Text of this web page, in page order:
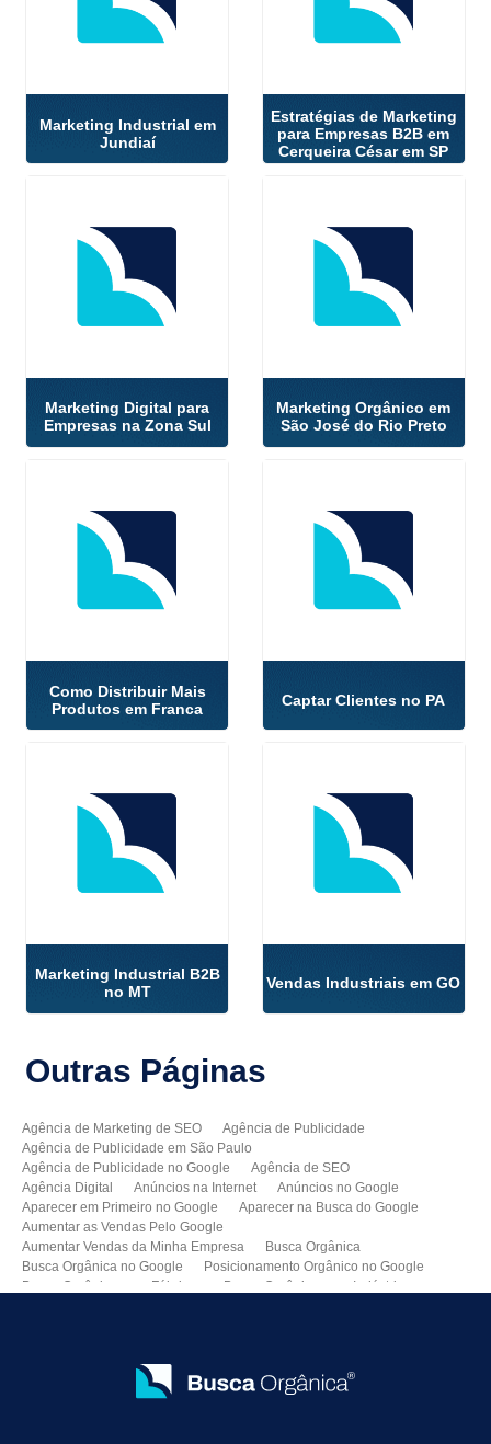
Marketing Industrial em
Jundiaí
Estratégias de Marketing
para Empresas B2B em
Cerqueira César em SP
Marketing Digital para
Empresas na Zona Sul
Marketing Orgânico em
São José do Rio Preto
Como Distribuir Mais
Produtos em Franca
Captar Clientes no PA
Marketing Industrial B2B
no MT
Vendas Industriais em GO
Outras Páginas
Agência de Marketing de SEO
Agência de Publicidade
Agência de Publicidade em São Paulo
Agência de Publicidade no Google
Agência de SEO
Agência Digital
Anúncios na Internet
Anúncios no Google
Aparecer em Primeiro no Google
Aparecer na Busca do Google
Aumentar as Vendas Pelo Google
Aumentar Vendas da Minha Empresa
Busca Orgânica
Busca Orgânica no Google
Posicionamento Orgânico no Google
Busca Orgânica para Fábricas
Busca Orgânica para Indústrias
Como Melhorar as Vendas
Como Melhorar o Ranking do Meu Site no Google